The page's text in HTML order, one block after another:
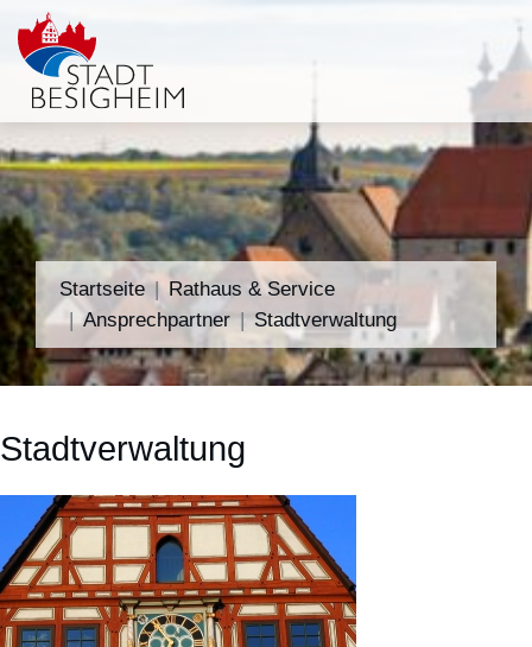
Startseite
Rathaus & Service
Ansprechpartner
Stadtverwaltung
Stadtverwaltung